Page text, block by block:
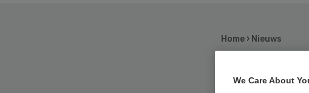
Home › Nieuws
We Care About